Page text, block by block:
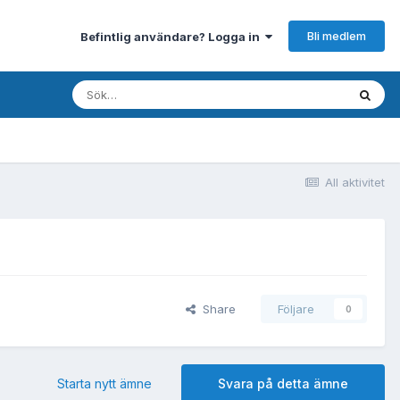
Befintlig användare? Logga in Bli medlem
All aktivitet
Share Följare 0
Svara på detta ämne
Starta nytt ämne